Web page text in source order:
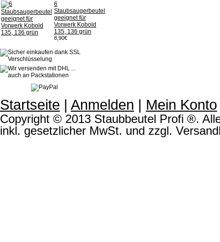
6
Staubsaugerbeutel
geeignet für
Vorwerk Kobold
135, 136 grün
8,90€
Startseite | Anmelden | Mein Konto
Copyright © 2013 Staubbeutel Profi ®.
inkl. gesetzlicher MwSt. und zzgl.